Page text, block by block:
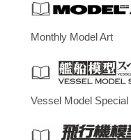
Monthly Model Art
Vessel Model Special